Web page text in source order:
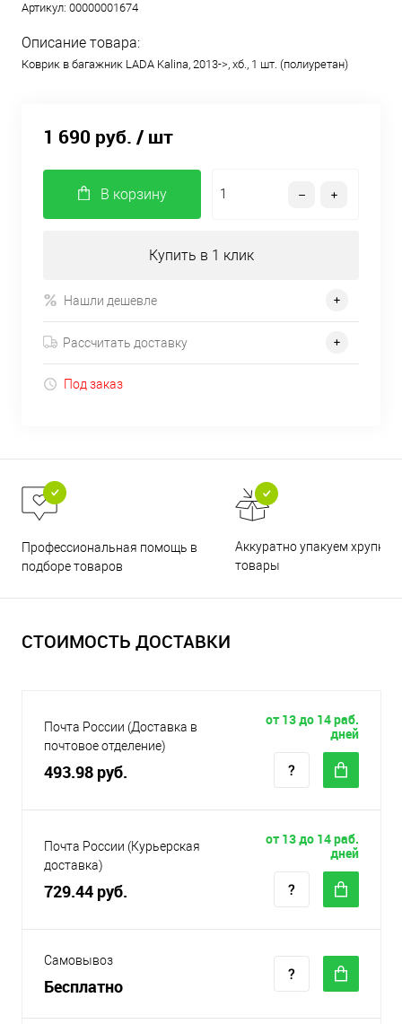
Артикул: 00000001674
Описание товара:
Коврик в багажник LADA Kalina, 2013->, хб., 1 шт. (полиуретан)
1 690 руб. / шт
В корзину
Купить в 1 клик
Нашли дешевле
Рассчитать доставку
Под заказ
Профессиональная помощь в
подборе товаров
Аккуратно упакуем хрупкие
товары
СТОИМОСТЬ ДОСТАВКИ
Почта России (Доставка в
почтовое отделение)
493.98 руб.
от 13 до 14 раб.
дней
Почта России (Курьерская
доставка)
729.44 руб.
от 13 до 14 раб.
дней
Самовывоз
Бесплатно